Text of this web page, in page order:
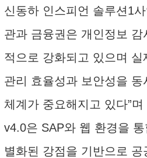
신동하 인스피언 솔루션1사
관과 금융권은 개인정보
적으로 강화되고 있으며
관리 효율성과 보안성을
체계가 중요해지고 있다”
v4.0은 SAP와 웹 환경을
별화된 강점을 기반으로